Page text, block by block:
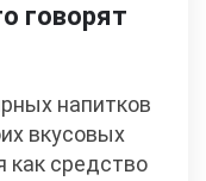
говорят
напитков
вкусовых
как средство